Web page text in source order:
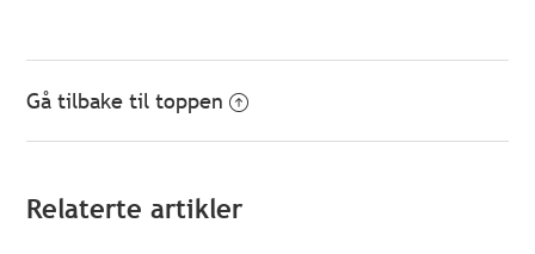
Gå tilbake til toppen
Relaterte artikler